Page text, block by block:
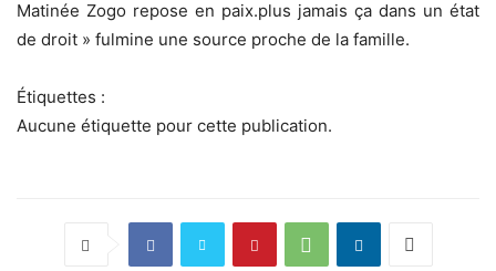
Matinée Zogo repose en paix.plus jamais ça dans un état
de droit » fulmine une source proche de la famille.
Étiquettes :
Aucune étiquette pour cette publication.